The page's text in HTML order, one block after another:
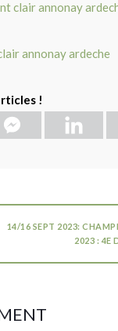
!
14/16 SEPT 2023:
2023 : 4E